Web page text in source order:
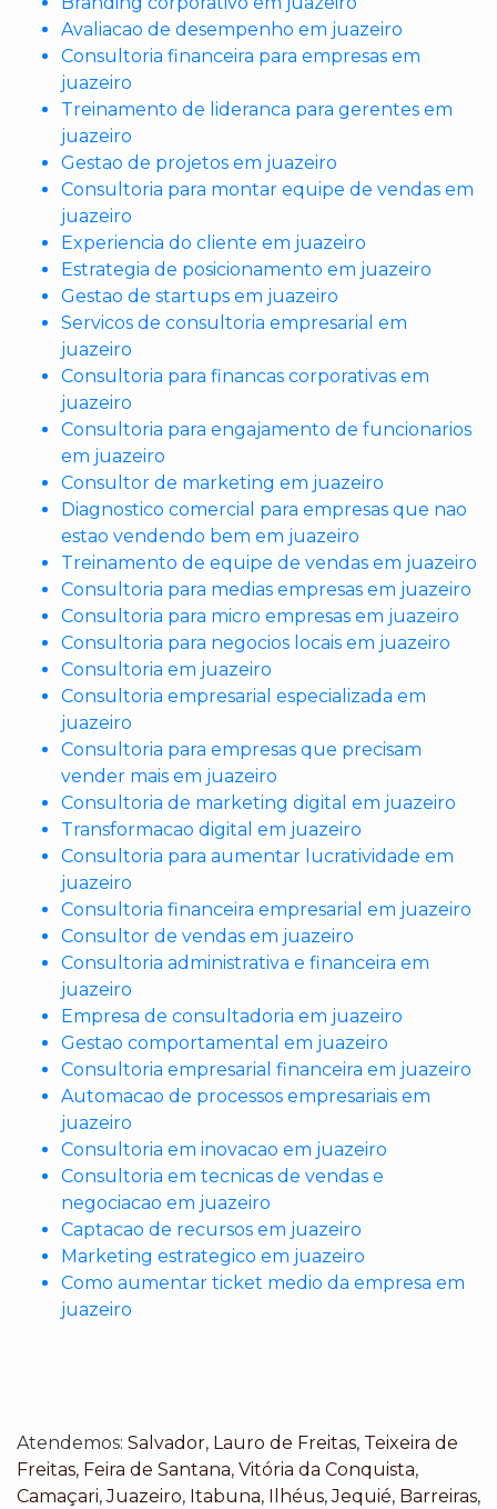
Avaliacao de desempenho em juazeiro
Consultoria financeira para empresas em
juazeiro
Treinamento de lideranca para gerentes em
juazeiro
Gestao de projetos em juazeiro
Consultoria para montar equipe de vendas em
juazeiro
Experiencia do cliente em juazeiro
Estrategia de posicionamento em juazeiro
Gestao de startups em juazeiro
Servicos de consultoria empresarial em
juazeiro
Consultoria para financas corporativas em
juazeiro
Consultoria para engajamento de funcionarios
em juazeiro
Consultor de marketing em juazeiro
Diagnostico comercial para empresas que nao
estao vendendo bem em juazeiro
Treinamento de equipe de vendas em juazeiro
Consultoria para medias empresas em juazeiro
Consultoria para micro empresas em juazeiro
Consultoria para negocios locais em juazeiro
Consultoria em juazeiro
Consultoria empresarial especializada em
juazeiro
Consultoria para empresas que precisam
vender mais em juazeiro
Consultoria de marketing digital em juazeiro
Transformacao digital em juazeiro
Consultoria para aumentar lucratividade em
juazeiro
Consultoria financeira empresarial em juazeiro
Consultor de vendas em juazeiro
Consultoria administrativa e financeira em
juazeiro
Empresa de consultadoria em juazeiro
Gestao comportamental em juazeiro
Consultoria empresarial financeira em juazeiro
Automacao de processos empresariais em
juazeiro
Consultoria em inovacao em juazeiro
Consultoria em tecnicas de vendas e
negociacao em juazeiro
Captacao de recursos em juazeiro
Marketing estrategico em juazeiro
Como aumentar ticket medio da empresa em
juazeiro
Atendemos: Salvador, Lauro de Freitas, Teixeira de
Freitas, Feira de Santana, Vitória da Conquista,
Camaçari,Juazeiro, Itabuna, Ilhéus,Jequié, Barreiras,